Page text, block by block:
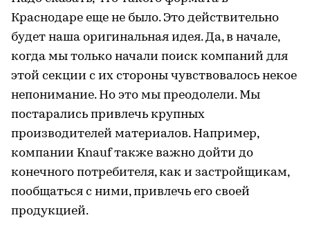
Краснодаре еще не было. Это действительно
будет наша оригинальная идея. Да, в начале,
когда мы только начали поиск компаний для
этой секции с их стороны чувствовалось некое
непонимание. Но это мы преодолели. Мы
постарались привлечь крупных
производителей материалов. Например,
компании Knauf также важно дойти до
конечного потребителя, как и застройщикам,
пообщаться с ними, привлечь его своей
продукцией.